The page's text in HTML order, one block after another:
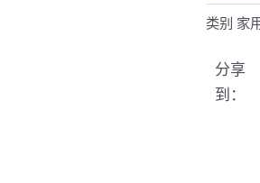
类别 家
分享
到：